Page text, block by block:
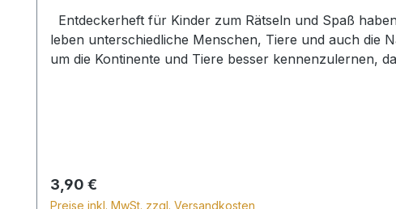
Entdeckerheft für Kinder zum Rätseln und Spaß
leben unterschiedliche Menschen, Tiere und auch die
um die Kontinente und Tiere besser kennenzulernen,
Regulärer Preis:
3,90 €
Preise inkl. MwSt. zzgl. Versandkosten